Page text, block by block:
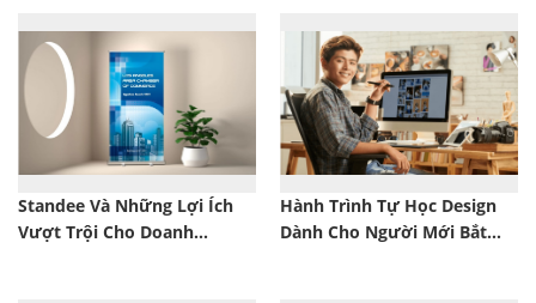
Standee Và Những Lợi Ích
Vượt Trội Cho Doanh
Hành Trình Tự Học Design
Dành Cho Người Mới Bắt